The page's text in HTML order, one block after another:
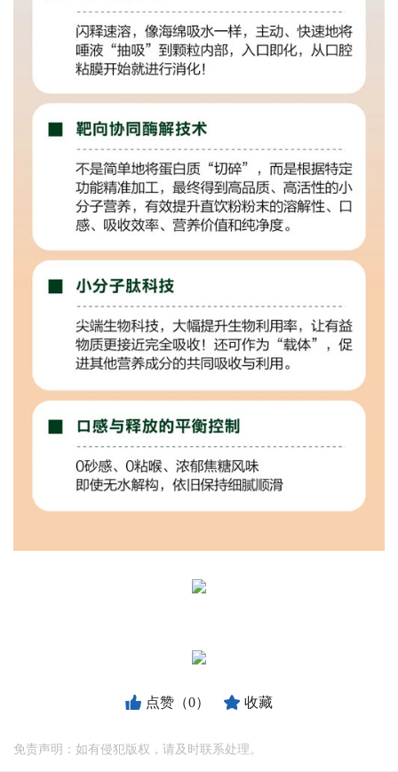
点赞（0） 收藏
免责声明：如有侵犯版权，请及时联系处理。